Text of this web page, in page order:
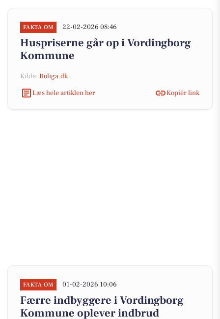
FAKTA OM 22-02-2026 08:46
Huspriserne går op i Vordingborg
Kommune
Kilde: Boliga.dk
Læs hele artiklen her
Kopiér link
FAKTA OM 01-02-2026 10:06
Færre indbyggere i Vordingborg
Kommune oplever indbrud